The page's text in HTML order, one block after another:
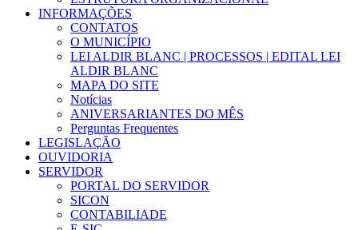
INFORMAÇÕES
CONTATOS
O MUNICÍPIO
LEI ALDIR BLANC | PROCESSOS | EDITAL LEI
ALDIR BLANC
MAPA DO SITE
Notícias
ANIVERSARIANTES DO MÊS
Perguntas Frequentes
LEGISLAÇÃO
OUVIDORIA
SERVIDOR
PORTAL DO SERVIDOR
SICON
CONTABILIADE